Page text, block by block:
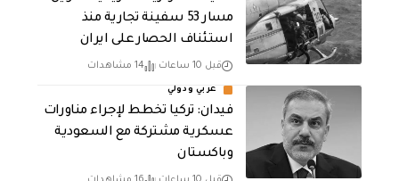
مسار 53 سفينة تجارية منذ
استئناف الحصار على ايران
قبل 10 ساعات 14 مشاهدات
عربي ودولي
فيدان: تركيا تخطط لإجراء مناورات
عسكرية مشتركة مع السعودية
وباكستان